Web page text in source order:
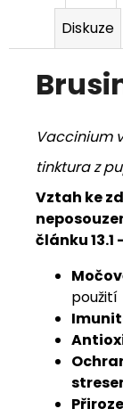
Diskuze
Vaccinium
tinktura z
Vztah ke
článku 13.1
použití